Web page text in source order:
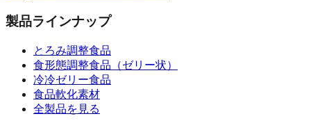
製品ラインナップ
とろみ調整食品
食形態調整食品（ゼリー状）
冷冷ゼリー食品
食品軟化素材
全製品を見る